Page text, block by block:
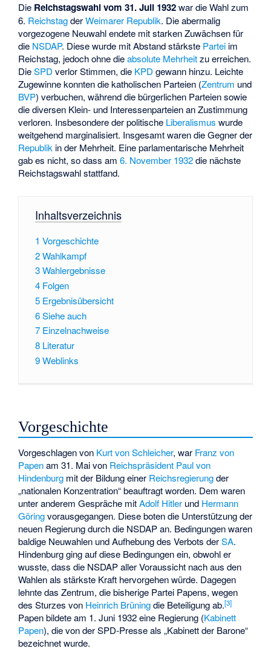
Die Reichstagswahl vom 31. Juli 1932war die Wahl zum
6. ReichstagderWeimarer Republik. Die abermalig
vorgezogene Neuwahl endete mit starken Zuwächsen für
die NSDAP. Diese wurde mit Abstand stärkste Partei im
Reichstag, jedoch ohne dieabsolute Mehrheitzu erreichen.
DieSPD verlor Stimmen, die KPD gewann hinzu. Leichte
Zugewinne konnten die katholischen Parteien (Zentrum und
BVP) verbuchen, während die bürgerlichen Parteien sowie
die diversen Klein- und Interessenparteien an Zustimmung
verloren. Insbesondere der politische Liberalismus wurde
weitgehend marginalisiert. Insgesamt waren die Gegner der
Republik in der Mehrheit. Eine parlamentarische Mehrheit
gab es nicht, so dass am6. November 1932die nächste
Reichstagswahl stattfand.
Inhaltsverzeichnis
1 Vorgeschichte
2Wahlkampf
3Wahlergebnisse
4 Folgen
5 Ergebnisübersicht
6Siehe auch
7 Einzelnachweise
8 Literatur
9Weblinks
Vorgeschichte
Vorgeschlagen von Kurt von Schleicher, war Franz von
Papenam 31. Mai von Reichspräsident Paul von
Hindenburg mit der Bildung einer Reichsregierungder
„nationalen Konzentration“ beauftragt worden. Dem waren
unter anderem Gespräche mitAdolf Hitler und Hermann
Göringvorausgegangen. Diese boten die Unterstützung der
neuen Regierung durch die NSDAP an. Bedingungen waren
baldige Neuwahlen und Aufhebung des Verbots derSA.
Hindenburg ging auf diese Bedingungen ein, obwohl er
wusste, dass die NSDAP aller Voraussicht nach aus den
Wahlen als stärkste Kraft hervorgehen würde. Dagegen
lehnte das Zentrum, die bisherige Partei Papens, wegen
des Sturzes von Heinrich Brüningdie Beteiligung ab.[3]
Papen bildete am 1. Juni 1932 eine Regierung (Kabinett
Papen), die von der SPD-Presse als „Kabinett der Barone“
bezeichnet wurde.